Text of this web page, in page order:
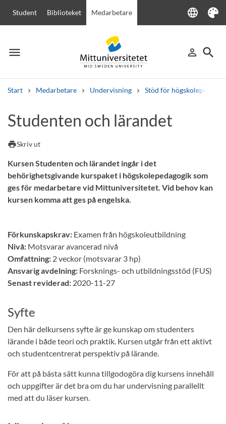
Student Biblioteket Medarbetare language
Language
Tema
menu
Meny person_outline
Logga in
search
Sök
Start Medarbetare Undervisning Stöd för
Andra söktjänster
Kurser och program
Studenten och lärandet
printSkriv ut
Kursen Studenten och lärandet ingår i det
behörighetsgivande kurspaket i högskolepedagogik som
ges för medarbetare vid Mittuniversitetet. Vid behov kan
kursen komma att ges på engelska.
Förkunskapskrav: Examen från högskoleutbildning
Nivå: Motsvarar avancerad nivå
Omfattning: 2 veckor (motsvarar 3 hp)
Ansvarig avdelning: Forsknings- och utbildningsstöd (FUS)
Senast reviderad: 2020-11-27
Syfte
Den här delkursens syfte är ge kunskap om studenters
lärande i både teori och praktik. Kursen utgår från ett aktivt
och studentcentrerat perspektiv på lärande.
För att på bästa sätt kunna tillgodogöra dig kursens innehåll
och uppgifter är det bra om du har undervisning parallellt
med att du läser kursen.